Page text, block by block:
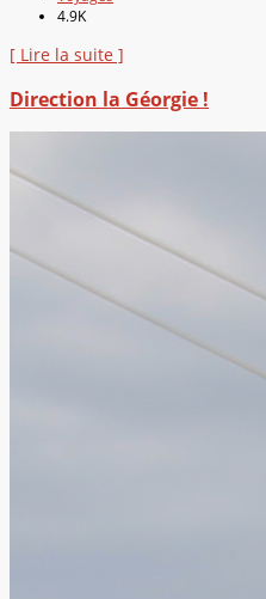
4.9K
[ Lire la suite ]
Direction la Géorgie !